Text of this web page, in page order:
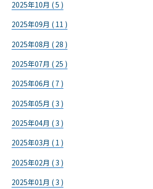
2025年10月 ( 5 )
2025年09月 ( 11 )
2025年08月 ( 28 )
2025年07月 ( 25 )
2025年06月 ( 7 )
2025年05月 ( 3 )
2025年04月 ( 3 )
2025年03月 ( 1 )
2025年02月 ( 3 )
2025年01月 ( 3 )